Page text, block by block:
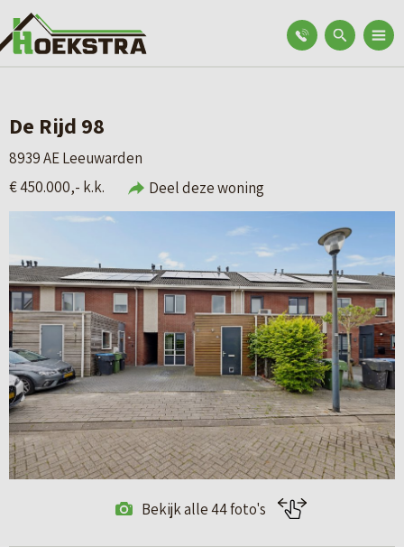
De Rijd 98
8939 AE Leeuwarden
€ 450.000,- k.k.
Deel deze woning
Bekijk alle 44 foto's